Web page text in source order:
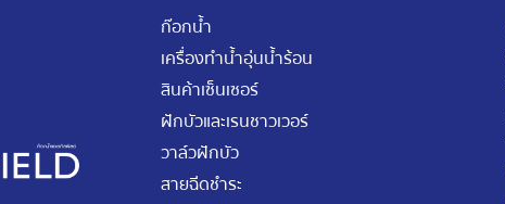
ก๊อกน้ำ
เครื่องทำน้ำอุ่นน้ำร้อน
สินค้าเซ็นเซอร์
ฝักบัวและเรนชาวเวอร์
วาล์วฝักบัว
สายฉีดชำระ